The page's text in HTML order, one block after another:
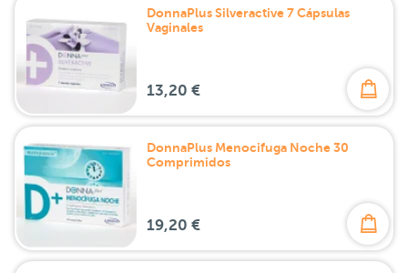
DonnaPlus Silveractive 7 Cápsulas
Vaginales
13,20 €
DonnaPlus Menocifuga Noche 30
Comprimidos
19,20 €